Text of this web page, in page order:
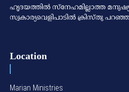
ഹൃദയത്തില്‍ സ്‌നേഹമില്ലാത്ത
സ്വകാര്യവെളിപാടില്‍ ക്രിസ്തു
Location
Marian Ministries